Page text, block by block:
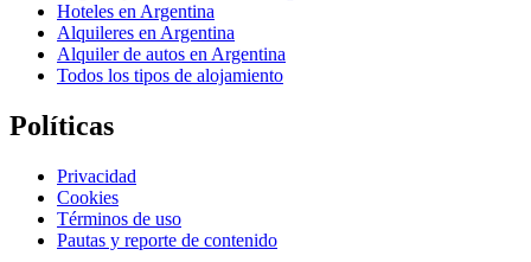
Hoteles en Argentina
Alquileres en Argentina
Alquiler de autos en Argentina
Todos los tipos de alojamiento
Políticas
Privacidad
Cookies
Términos de uso
Pautas y reporte de contenido